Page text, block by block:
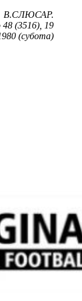
В.СЛЮСАР.
(3516), 19
(субота)